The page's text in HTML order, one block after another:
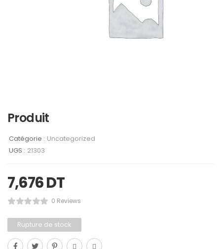
Produit
Catégorie : Uncategorized
UGS : 21303
7,676DT
0 Reviews
Rupture de stock